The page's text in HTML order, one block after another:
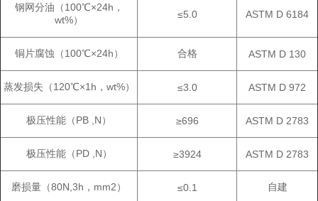
钢网分油（100℃×24h，
wt%）
≤5.0 ASTM D 6184
铜片腐蚀（100℃×24h） 合格 ASTM D 130
蒸发损失（120℃×1h，wt%） ≤3.0 ASTM D 972
极压性能（PB ,N） ≥696 ASTM D 2783
极压性能（PD ,N） ≥3924 ASTM D 2783
磨损量（80N,3h，mm2） ≤0.1 自建